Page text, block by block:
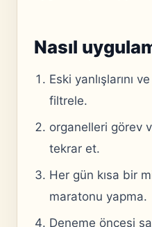
Nasıl
Eski yanlışlarını
filtrele.
organelleri görev
tekrar et.
Her gün kısa bir
maratonu yapma.
Deneme öncesi